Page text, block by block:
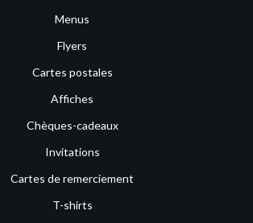
Menus
Flyers
Cartes postales
Affiches
Chèques-cadeaux
Invitations
Cartes de remerciement
T-shirts